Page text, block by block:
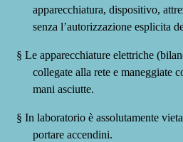
apparecchiatura, dispositivo,
senza l’autorizzazione esplicita
§ Le apparecchiature elettriche
collegate alla rete e maneggiate
mani asciutte.
§ In laboratorio è assolutamente
portare accendini.